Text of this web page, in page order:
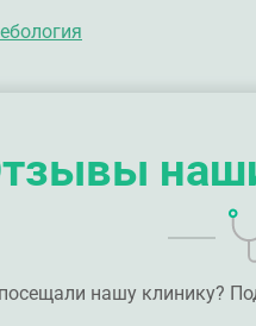
нашу клинику?